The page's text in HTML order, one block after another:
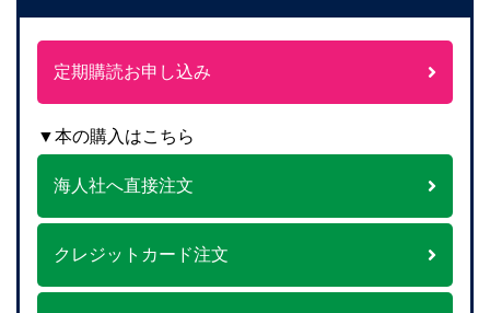
定期購読お申し込み
▼本の購入はこちら
海人社へ直接注文
クレジットカード注文